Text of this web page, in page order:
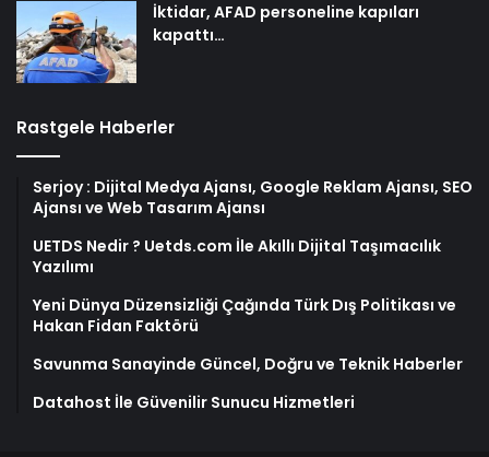
İktidar, AFAD personeline kapıları
kapattı…
Rastgele Haberler
Serjoy : Dijital Medya Ajansı, Google Reklam Ajansı, SEO
Ajansı ve Web Tasarım Ajansı
UETDS Nedir ? Uetds.com İle Akıllı Dijital Taşımacılık
Yazılımı
Yeni Dünya Düzensizliği Çağında Türk Dış Politikası ve
Hakan Fidan Faktörü
Savunma Sanayinde Güncel, Doğru ve Teknik Haberler
Datahost İle Güvenilir Sunucu Hizmetleri